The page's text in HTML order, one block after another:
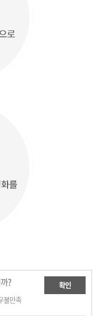
?
불만족
확인